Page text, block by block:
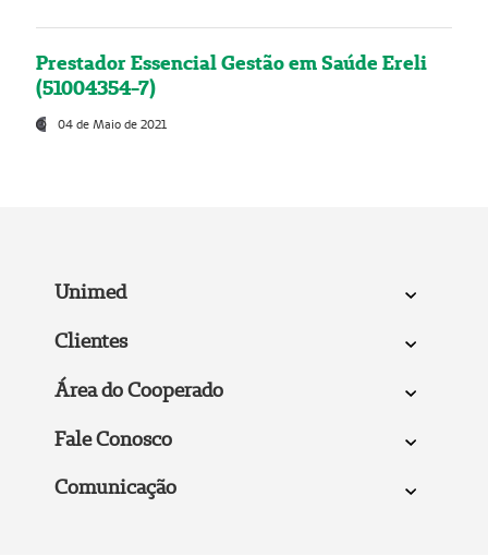
Prestador Essencial Gestão em Saúde Ereli
(51004354-7)
04 de Maio de 2021
Unimed
Clientes
Área do Cooperado
Fale Conosco
Comunicação